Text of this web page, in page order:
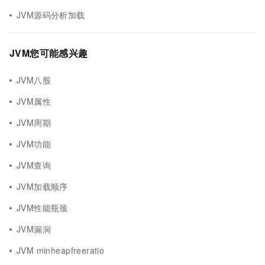
JVM源码分析加载
JVM您可能感兴趣
JVM八股
JVM属性
JVM周期
JVM功能
JVM查询
JVM加载顺序
JVM性能瓶颈
JVM漏洞
JVM minheapfreeratio